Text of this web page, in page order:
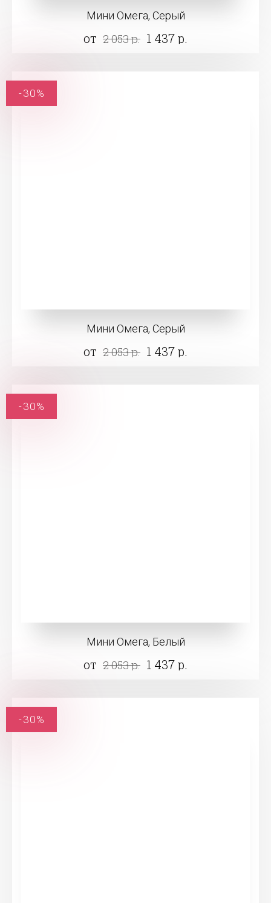
Мини Омега, Серый
от 2 053 р. 1 437 р.
Мини Омега, Серый
от 2 053 р. 1 437 р.
-30%
Мини Омега, Белый
от 2 053 р. 1 437 р.
-30%
-30%